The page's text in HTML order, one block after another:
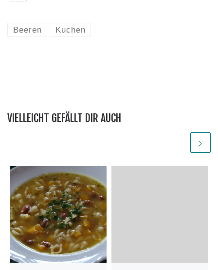
Beeren Kuchen
VIELLEICHT GEFÄLLT DIR AUCH